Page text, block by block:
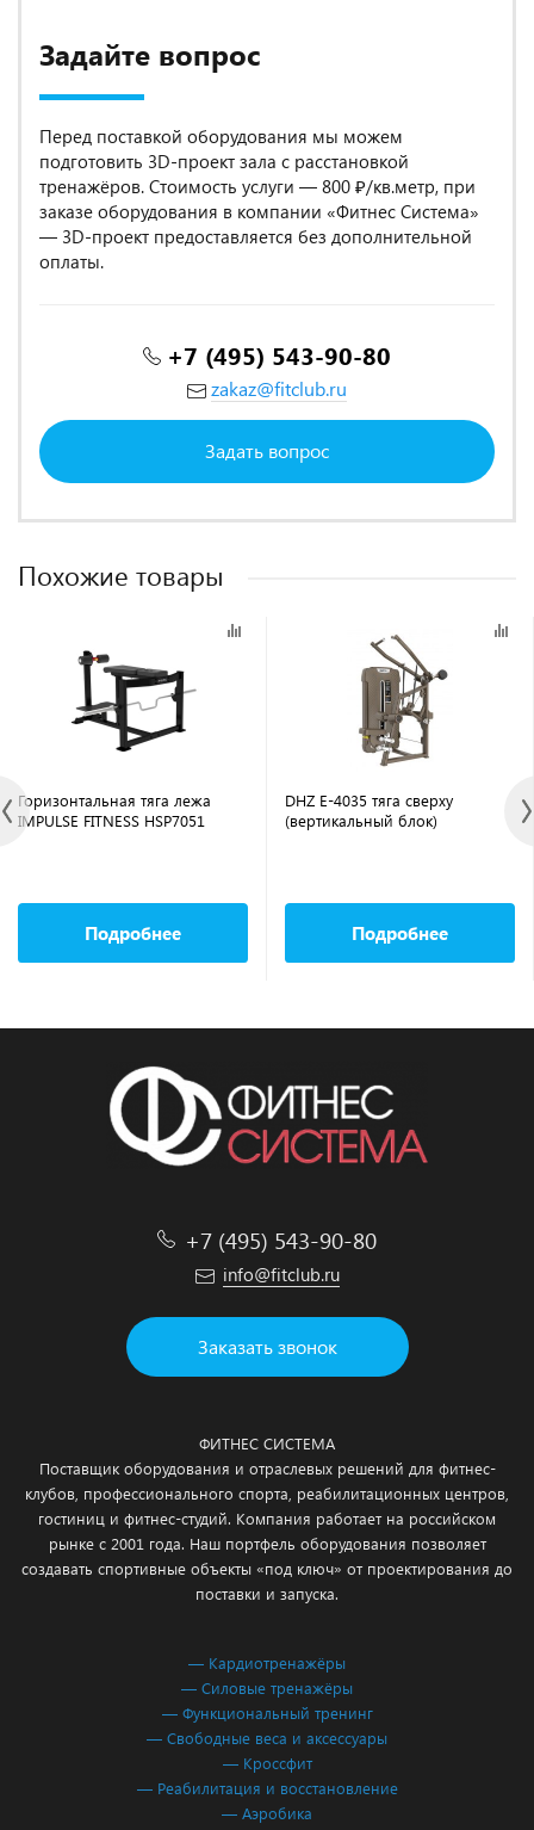
Задайте вопрос
Перед поставкой оборудования мы можем
подготовить 3D-проект зала с расстановкой
тренажёров. Стоимость услуги — 800 ₽/кв.метр, при
заказе оборудования в компании «Фитнес Система»
— 3D-проект предоставляется без дополнительной
оплаты.
+7 (495) 543-90-80
zakaz@fitclub.ru
Задать вопрос
Похожие товары
Горизонтальная тяга лежа
IMPULSE FITNESS HSP7051
Подробнее
DHZ E-4035 тяга сверху
(вертикальный блок)
Подробнее
+7 (495) 543-90-80
info@fitclub.ru
Заказать звонок
ФИТНЕС СИСТЕМА
Поставщик оборудования и отраслевых решений для фитнес-
клубов, профессионального спорта, реабилитационных центров,
гостиниц и фитнес-студий. Компания работает на российском
рынке с 2001 года. Наш портфель оборудования позволяет
создавать спортивные объекты «под ключ» от проектирования до
поставки и запуска.
— Кардиотренажёры
— Силовые тренажёры
— Функциональный тренинг
— Свободные веса и аксессуары
— Кроссфит
— Реабилитация и восстановление
— Аэробика